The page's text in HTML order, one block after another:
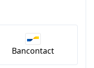
Bancontact